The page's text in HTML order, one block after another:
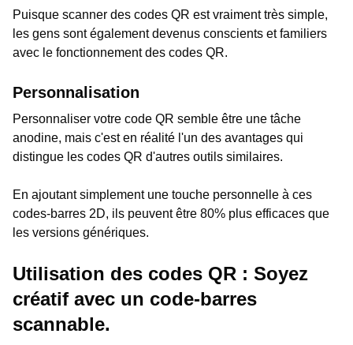
Puisque scanner des codes QR est vraiment très simple,
les gens sont également devenus conscients et familiers
avec le fonctionnement des codes QR.
Personnalisation
Personnaliser votre code QR semble être une tâche
anodine, mais c'est en réalité l'un des avantages qui
distingue les codes QR d'autres outils similaires.
En ajoutant simplement une touche personnelle à ces
codes-barres 2D, ils peuvent être 80% plus efficaces que
les versions génériques.
Utilisation des codes QR : Soyez
créatif avec un code-barres
scannable.